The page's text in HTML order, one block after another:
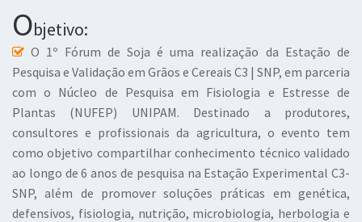
Objetivo:
O 1º Fórum de Soja é uma realização da Estação de
Pesquisa e Validação em Grãos e Cereais C3 | SNP, em parceria
com o Núcleo de Pesquisa em Fisiologia e Estresse de
Plantas (NUFEP) UNIPAM. Destinado a produtores,
consultores e profissionais da agricultura, o evento tem
como objetivo compartilhar conhecimento técnico validado
ao longo de 6 anos de pesquisa na Estação Experimental C3-
SNP, além de promover soluções práticas em genética,
defensivos, fisiologia, nutrição, microbiologia, herbologia e